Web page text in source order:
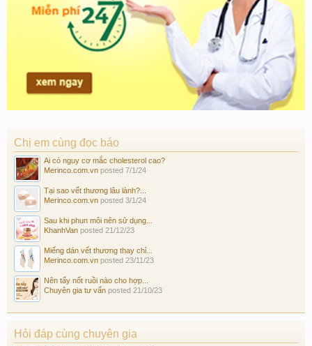
Chị em cùng đọc báo
Ai có nguy cơ mắc cholesterol cao?
Merinco.com.vn posted 7/1/24
Tại sao vết thương lâu lành?...
Merinco.com.vn posted 3/1/24
Sau khi phun môi nên sử dụng...
KhanhVan posted 21/12/23
Miếng dán vết thương thay chỉ...
Merinco.com.vn posted 23/11/23
Nên tẩy nốt ruồi nào cho hợp...
Chuyên gia tư vấn posted 21/10/23
Hỏi đáp cùng chuyên gia